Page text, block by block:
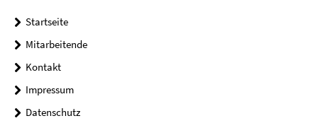
Startseite
Mitarbeitende
Kontakt
Impressum
Datenschutz